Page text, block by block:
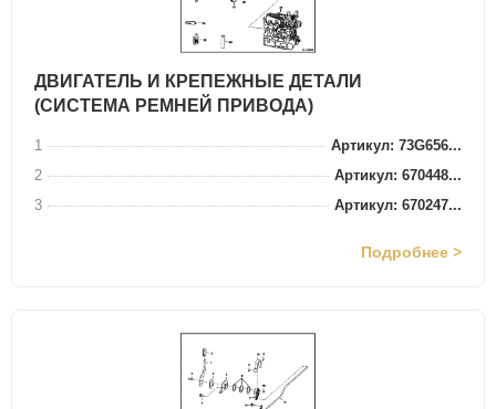
ДВИГАТЕЛЬ И КРЕПЕЖНЫЕ ДЕТАЛИ
(СИСТЕМА РЕМНЕЙ ПРИВОДА)
1
Артикул: 73G656...
2
Артикул: 670448...
3
Артикул: 670247...
Подробнее >